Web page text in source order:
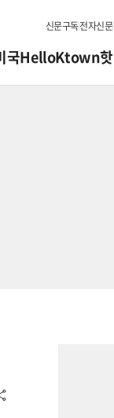
신문구독전자신문
국HelloKtown